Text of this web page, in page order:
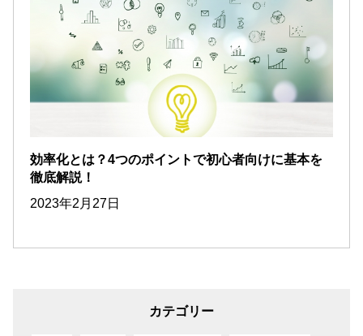
効率化とは？4つのポイントで初心者向けに基本を
徹底解説！
2023年2月27日
カテゴリー